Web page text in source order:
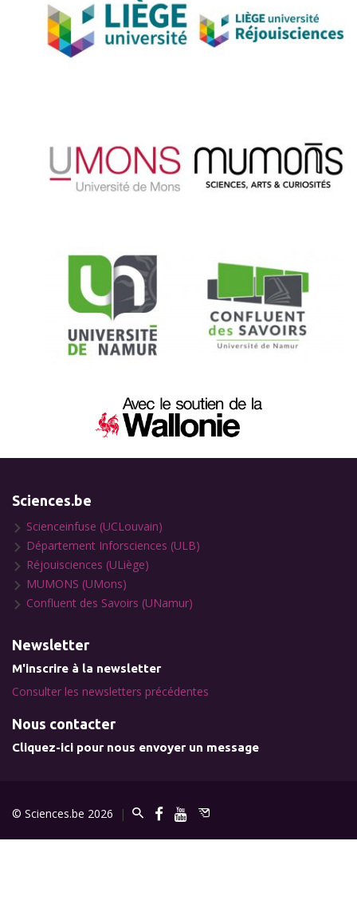
Sciences.be
Scienceinfuse (UCLouvain)
Département Inforsciences (ULB)
Réjouisciences (ULiège)
MUMONS (UMons)
Confluent des Savoirs (UNamur)
Newsletter
M'inscrire à la newsletter
Consulter les newsletters précédentes
Nous contacter
Cliquez-ici pour nous envoyer un message
© Sciences.be 2026 |